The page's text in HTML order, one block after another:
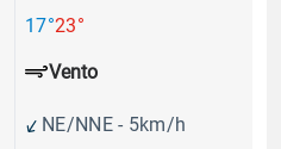
17°23°
Vento
NE/NNE - 5km/h